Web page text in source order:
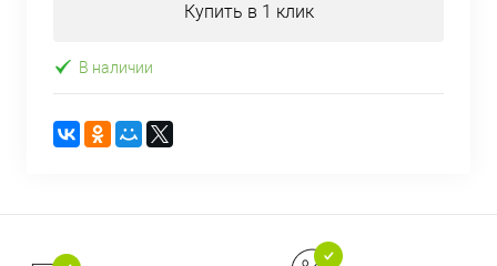
Купить в 1 клик
В наличии